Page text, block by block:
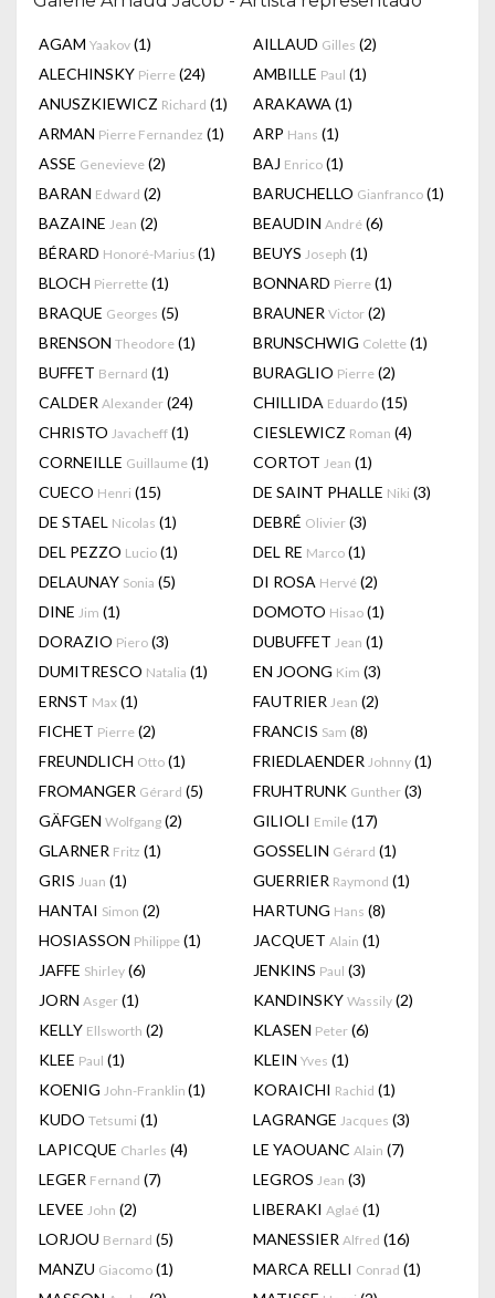
AGAM Yaakov (1) AILLAUD Gilles (2)
ALECHINSKY Pierre (24) AMBILLE Paul (1)
ANUSZKIEWICZ Richard (1) ARAKAWA (1)
ARMAN Pierre Fernandez (1) ARP Hans (1)
ASSE Genevieve (2) BAJ Enrico (1)
BARAN Edward (2) BARUCHELLO Gianfranco (1)
BAZAINE Jean (2) BEAUDIN André (6)
BÉRARD Honoré-Marius (1) BEUYS Joseph (1)
BLOCH Pierrette (1) BONNARD Pierre (1)
BRAQUE Georges (5) BRAUNER Victor (2)
BRENSON Theodore (1) BRUNSCHWIG Colette (1)
BUFFET Bernard (1) BURAGLIO Pierre (2)
CALDER Alexander (24) CHILLIDA Eduardo (15)
CHRISTO Javacheff (1) CIESLEWICZ Roman (4)
CORNEILLE Guillaume (1) CORTOT Jean (1)
CUECO Henri (15) DE SAINT PHALLE Niki (3)
DE STAEL Nicolas (1) DEBRÉ Olivier (3)
DEL PEZZO Lucio (1) DEL RE Marco (1)
DELAUNAY Sonia (5) DI ROSA Hervé (2)
DINE Jim (1) DOMOTO Hisao (1)
DORAZIO Piero (3) DUBUFFET Jean (1)
DUMITRESCO Natalia (1) EN JOONG Kim (3)
ERNST Max (1) FAUTRIER Jean (2)
FICHET Pierre (2) FRANCIS Sam (8)
FREUNDLICH Otto (1) FRIEDLAENDER Johnny (1)
FROMANGER Gérard (5) FRUHTRUNK Gunther (3)
GÄFGEN Wolfgang (2) GILIOLI Emile (17)
GLARNER Fritz (1) GOSSELIN Gérard (1)
GRIS Juan (1) GUERRIER Raymond (1)
HANTAI Simon (2) HARTUNG Hans (8)
HOSIASSON Philippe (1) JACQUET Alain (1)
JAFFE Shirley (6) JENKINS Paul (3)
JORN Asger (1) KANDINSKY Wassily (2)
KELLY Ellsworth (2) KLASEN Peter (6)
KLEE Paul (1) KLEIN Yves (1)
KOENIG John-Franklin (1) KORAICHI Rachid (1)
KUDO Tetsumi (1) LAGRANGE Jacques (3)
LAPICQUE Charles (4) LE YAOUANC Alain (7)
LEGER Fernand (7) LEGROS Jean (3)
LEVEE John (2) LIBERAKI Aglaé (1)
LORJOU Bernard (5) MANESSIER Alfred (16)
MANZU Giacomo (1) MARCA RELLI Conrad (1)